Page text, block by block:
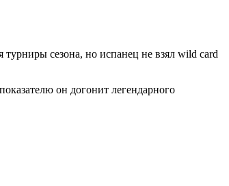
сезона, но испанец не взял wild card
он догонит легендарного